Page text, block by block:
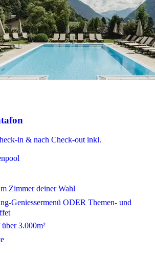
in & nach Check-out inkl.
Zimmer deiner Wahl
Geniessermenü ODER Themen- und
3.000m²